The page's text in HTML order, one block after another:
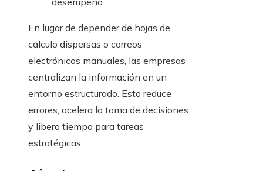
En lugar de depender de hojas de
cálculo dispersas o correos
electrónicos manuales, las empresas
centralizan la información en un
entorno estructurado. Esto reduce
errores, acelera la toma de decisiones
y libera tiempo para tareas
estratégicas.